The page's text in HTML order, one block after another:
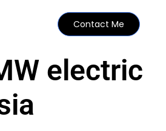
Contact Me
electric